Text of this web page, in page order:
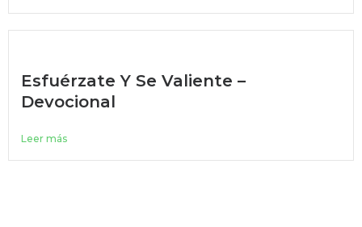
Esfuérzate Y Se Valiente –
Devocional
Leer más